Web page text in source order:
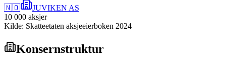
🇳🇴
JUVIKEN AS
10 000 aksjer
Kilde: Skatteetaten aksjeeierboken 2024
Konsernstruktur